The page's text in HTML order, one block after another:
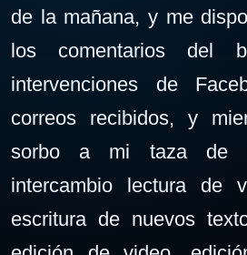
de la mañana, y me
los comentarios del
intervenciones de
correos recibidos, y
sorbo a mi taza de
intercambio lectura de
escritura de nuevos